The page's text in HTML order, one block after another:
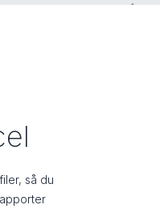
så du